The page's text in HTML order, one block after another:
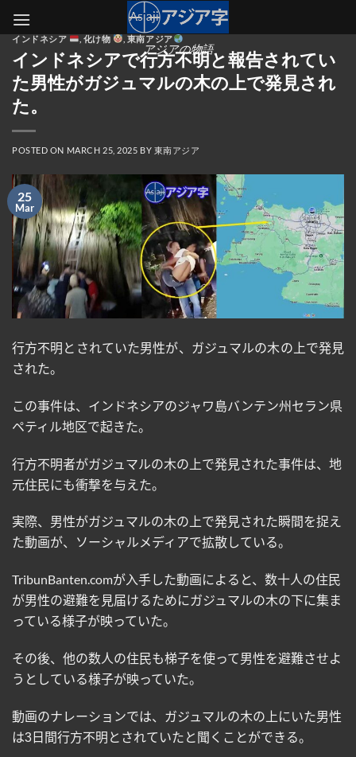
content
アジアの物語
インドネシア 化け物 東南アジア
インドネシアで行方不明と報告されてい
た男性がガジュマルの木の上で発見され
た。
POSTED ON MARCH 25, 2025 BY 東南アジア
25
Mar
行方不明とされていた男性が、ガジュマルの木の上で発見
された。
この事件は、インドネシアのジャワ島バンテン州セラン県
ペティル地区で起きた。
行方不明者がガジュマルの木の上で発見された事件は、地
元住民にも衝撃を与えた。
実際、男性がガジュマルの木の上で発見された瞬間を捉え
た動画が、ソーシャルメディアで拡散している。
TribunBanten.comが入手した動画によると、数十人の住民
が男性の避難を見届けるためにガジュマルの木の下に集ま
っている様子が映っていた。
その後、他の数人の住民も梯子を使って男性を避難させよ
うとしている様子が映っていた。
動画のナレーションでは、ガジュマルの木の上にいた男性
は3 日間行方不明とされていたと聞くことができる。